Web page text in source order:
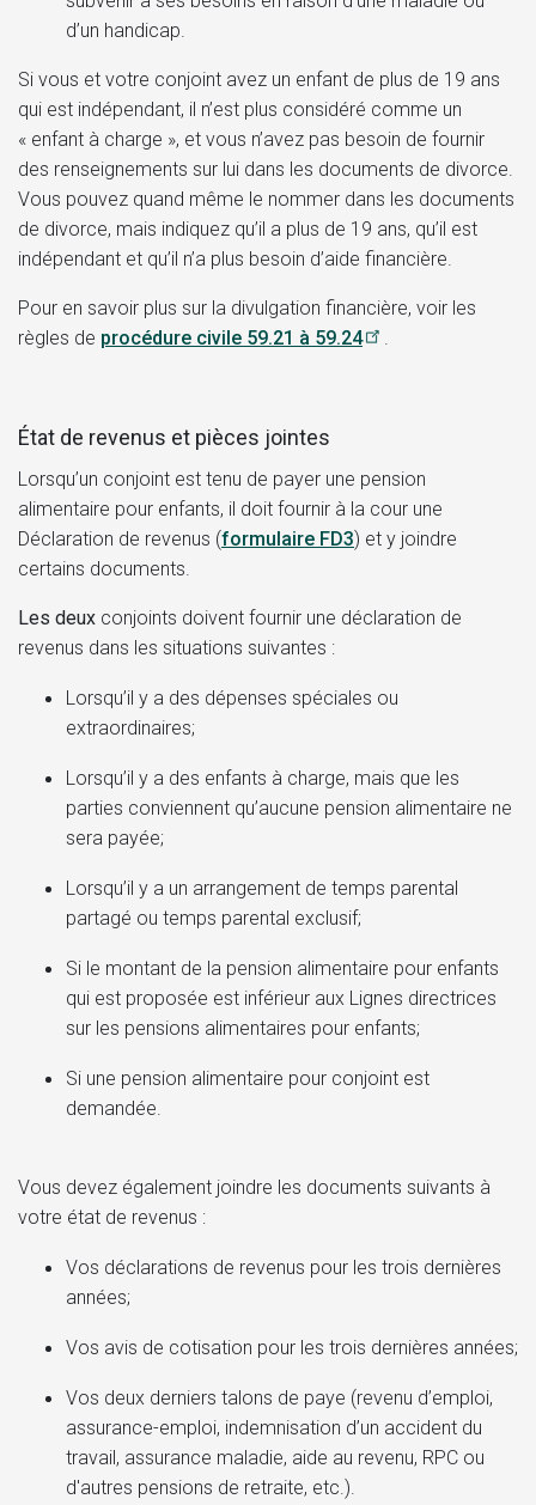
d’un handicap.
Si vous et votre conjoint avez un enfant de plus de 19 ans
qui est indépendant, il n’est plus considéré comme un
« enfant à charge », et vous n’avez pas besoin de fournir
des renseignements sur lui dans les documents de divorce.
Vous pouvez quand même le nommer dans les documents
de divorce, mais indiquez qu’il a plus de 19 ans, qu’il est
indépendant et qu’il n’a plus besoin d’aide financière.
Pour en savoir plus sur la divulgation financière, voir les
règles de procédure civile 59.21 à 59.24
État de revenus et pièces jointes
Lorsqu’un conjoint est tenu de payer une pension
alimentaire pour enfants, il doit fournir à la cour une
Déclaration de revenus (formulaire FD3) et y joindre
certains documents.
Les deux conjoints doivent fournir une déclaration de
revenus dans les situations suivantes :
Lorsqu’il y a des dépenses spéciales ou
extraordinaires;
Lorsqu’il y a des enfants à charge, mais que les
parties conviennent qu’aucune pension alimentaire ne
sera payée;
Lorsqu’il y a un arrangement de temps parental
partagé ou temps parental exclusif;
Si le montant de la pension alimentaire pour enfants
qui est proposée est inférieur aux Lignes directrices
sur les pensions alimentaires pour enfants;
Si une pension alimentaire pour conjoint est
demandée.
Vous devez également joindre les documents suivants à
votre état de revenus :
Vos déclarations de revenus pour les trois dernières
années;
Vos avis de cotisation pour les trois dernières années;
Vos deux derniers talons de paye (revenu d’emploi,
assurance-emploi, indemnisation d’un accident du
travail, assurance maladie, aide au revenu, RPC ou
d'autres pensions de retraite, etc.).